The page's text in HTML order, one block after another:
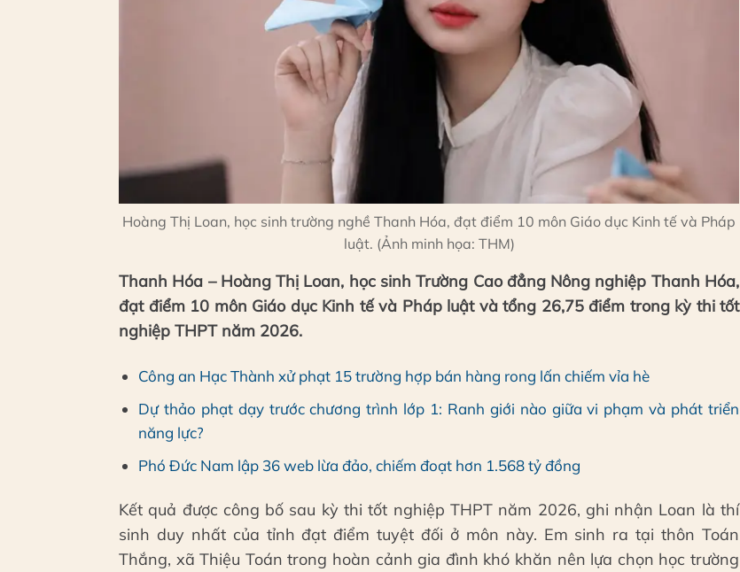
Hoàng Thị Loan, học sinh trường nghề Thanh Hóa, đạt điểm 10 môn Giáo dục Kinh tế và Pháp
luật. (Ảnh minh họa: THM)
Thanh Hóa – Hoàng Thị Loan, học sinh Trường Cao đẳng Nông nghiệp Thanh Hóa,
đạt điểm 10 môn Giáo dục Kinh tế và Pháp luật và tổng 26,75 điểm trong kỳ thi tốt
nghiệp THPT năm 2026.
Công an Hạc Thành xử phạt 15 trường hợp bán hàng rong lấn chiếm vỉa hè
Dự thảo phạt dạy trước chương trình lớp 1: Ranh giới nào giữa vi phạm và phát triển
năng lực?
Phó Đức Nam lập 36 web lừa đảo, chiếm đoạt hơn 1.568 tỷ đồng
Kết quả được công bố sau kỳ thi tốt nghiệp THPT năm 2026, ghi nhận Loan là thí
sinh duy nhất của tỉnh đạt điểm tuyệt đối ở môn này. Em sinh ra tại thôn Toán
Thắng, xã Thiệu Toán trong hoàn cảnh gia đình khó khăn nên lựa chọn học trường